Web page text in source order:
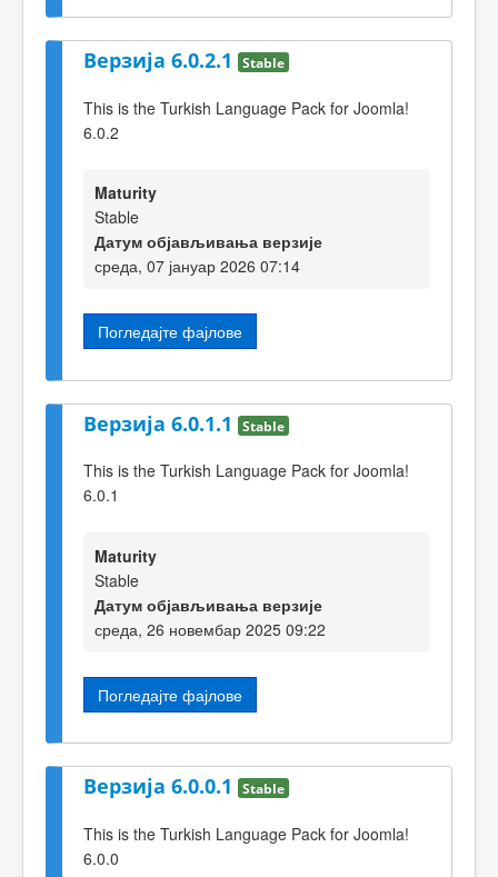
Верзија 6.0.2.1 Stable
This is the Turkish Language Pack for Joomla!
6.0.2
Maturity
Stable
Датум објављивања верзије
среда, 07 јануар 2026 07:14
Погледајте фајлове
Верзија 6.0.1.1 Stable
This is the Turkish Language Pack for Joomla!
6.0.1
Maturity
Stable
Датум објављивања верзије
среда, 26 новембар 2025 09:22
Погледајте фајлове
Верзија 6.0.0.1 Stable
This is the Turkish Language Pack for Joomla!
6.0.0